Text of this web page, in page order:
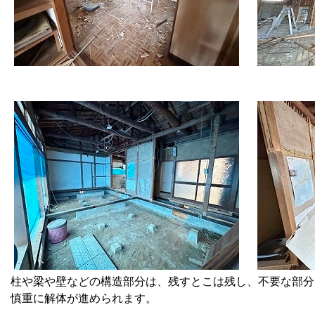
柱や梁や壁などの構造部分は、残すとこは残し、不要な部
慎重に解体が進められます。